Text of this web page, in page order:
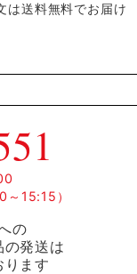
送料無料でお届け
15:15）
の
発送は
ます